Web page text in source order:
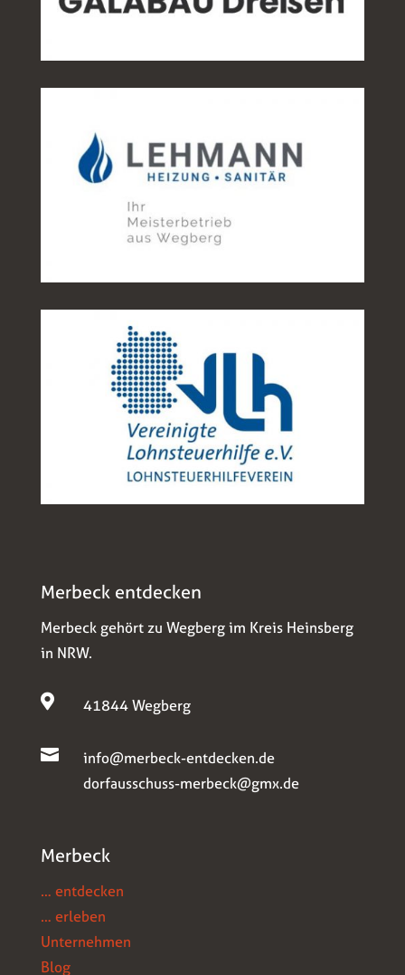
Merbeck entdecken
Merbeck gehört zu Wegberg im Kreis Heinsberg
in NRW.
 41844 Wegberg

info@merbeck-entdecken.de
dorfausschuss-merbeck@gmx.de
Merbeck
… entdecken
… erleben
Unternehmen
Blog